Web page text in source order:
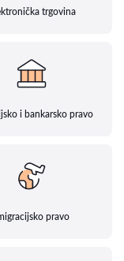
trgovina
i bankarsko pravo
pravo